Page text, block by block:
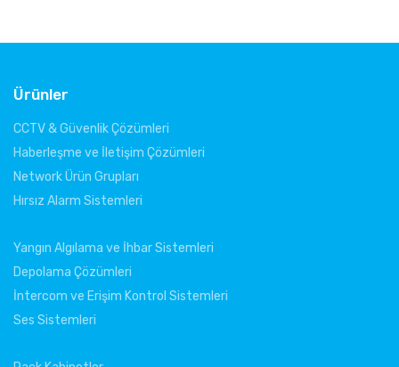
Ürünler
CCTV & Güvenlik Çözümleri
Haberleşme ve İletişim Çözümleri
Network Ürün Grupları
Hırsız Alarm Sistemleri
Yangın Algılama ve İhbar Sistemleri
Depolama Çözümleri
İntercom ve Erişim Kontrol Sistemleri
Ses Sistemleri